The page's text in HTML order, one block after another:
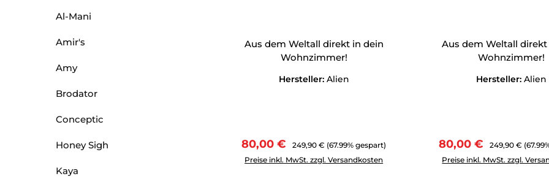
Al-Mani
Amir's
Amy
Brodator
Conceptic
Honey Sigh
Kaya
Aus dem Weltall direkt in dein
Wohnzimmer!
Hersteller: Alien
Verkaufspreis:
80,00 € Regulärer Preis:
249,90 € (67.99% gespart)
Preise inkl. MwSt. zzgl. Versandkosten
Produkt Anzahl: Gib den gewünschten Wert ein oder benutze die
Aus dem Weltall direkt
Wohnzimmer!
Hersteller: Alien
Verkaufspreis:
80,00 € Regulärer Preis:
249,90 €
Preise inkl. MwSt. zzgl.
Produkt Anzahl: Gib